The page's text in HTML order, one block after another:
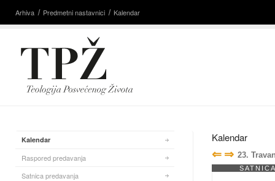
Arhiva Predmetni nastavnici Kalendar
Kalendar
⇐ ⇒ 23.
Kalendar
Raspored predavanja
Satnica predavanja